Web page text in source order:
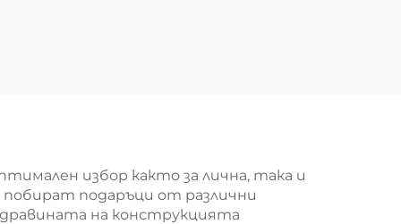
за
избор както за лична, така и
подаръци от различни
на конструкцията